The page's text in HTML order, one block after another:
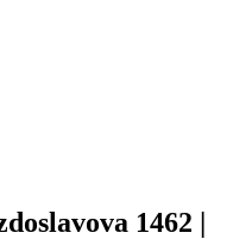
1462 |